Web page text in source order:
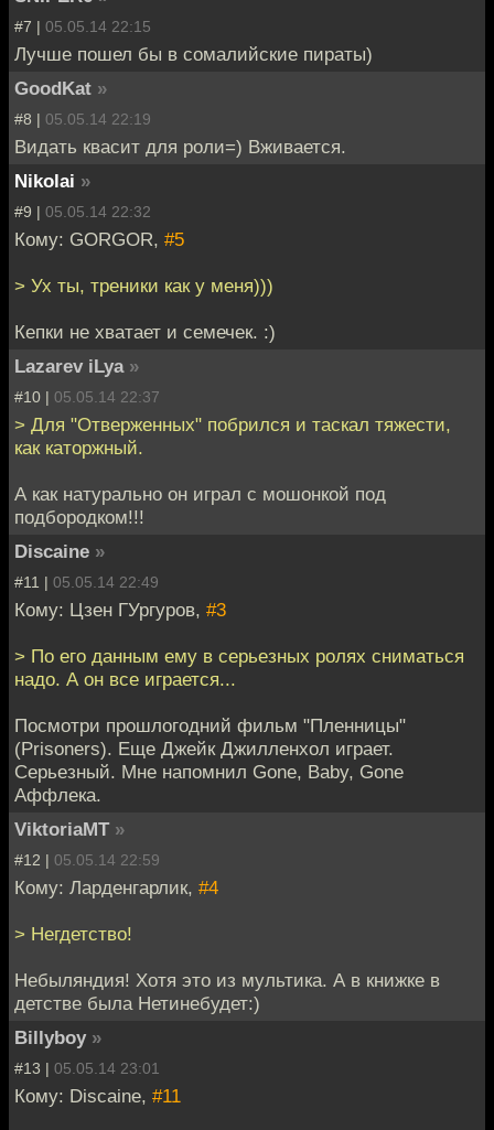
#7 | 05.05.14 22:15
Лучше пошел бы в сомалийские пираты)
GoodKat »
#8 | 05.05.14 22:19
Видать квасит для роли=) Вживается.
Nikolai »
#9 | 05.05.14 22:32
Кому: GORGOR, #5
> Ух ты, треники как у меня)))
Кепки не хватает и семечек. :)
Lazarev iLya »
#10 | 05.05.14 22:37
> Для "Отверженных" побрился и таскал тяжести,
как каторжный.
А как натурально он играл с мошонкой под
подбородком!!!
Discaine »
#11 | 05.05.14 22:49
Кому: Цзен ГУргуров, #3
> По его данным ему в серьезных ролях сниматься
надо. А он все играется...
Посмотри прошлогодний фильм "Пленницы"
(Prisoners). Еще Джейк Джилленхол играет.
Серьезный. Мне напомнил Gone, Baby, Gone
Аффлека.
ViktoriaMT »
#12 | 05.05.14 22:59
Кому: Ларденгарлик, #4
> Негдетство!
Небыляндия! Хотя это из мультика. А в книжке в
детстве была Нетинебудет:)
Billyboy »
#13 | 05.05.14 23:01
Кому: Discaine, #11